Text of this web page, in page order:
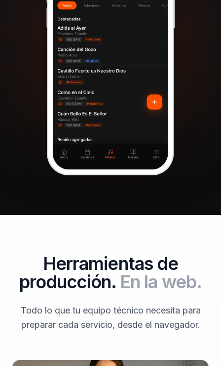
Herramientas de
producción. En la web.
Todo lo que tu equipo técnico necesita para
preparar cada servicio, desde el navegador.